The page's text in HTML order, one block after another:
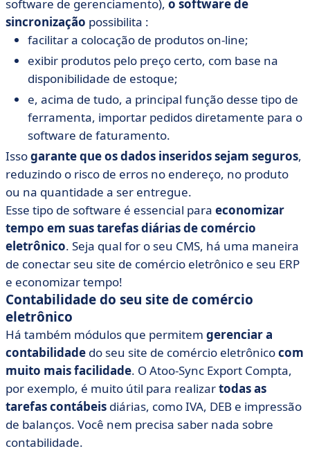
software de gerenciamento), o software de
sincronização possibilita :
facilitar a colocação de produtos on-line;
exibir produtos pelo preço certo, com base na
disponibilidade de estoque;
e, acima de tudo, a principal função desse tipo de
ferramenta, importar pedidos diretamente para o
software de faturamento.
Issogarante que os dados inseridos sejam seguros,
reduzindo o risco de erros no endereço, no produto
ou na quantidade a ser entregue.
Esse tipo de software é essencial para economizar
tempo em suas tarefas diárias de comércio
eletrônico. Seja qual for o seu CMS, há uma maneira
de conectar seu site de comércio eletrônico e seu ERP
e economizar tempo!
Contabilidade do seu site de comércio
eletrônico
Há também módulos que permitem gerenciar a
contabilidade do seu site de comércio eletrônicocom
muito mais facilidade. O Atoo-Sync Export Compta,
por exemplo, é muito útil para realizartodas as
tarefas contábeis diárias, como IVA, DEB e impressão
de balanços. Você nem precisa saber nada sobre
contabilidade.